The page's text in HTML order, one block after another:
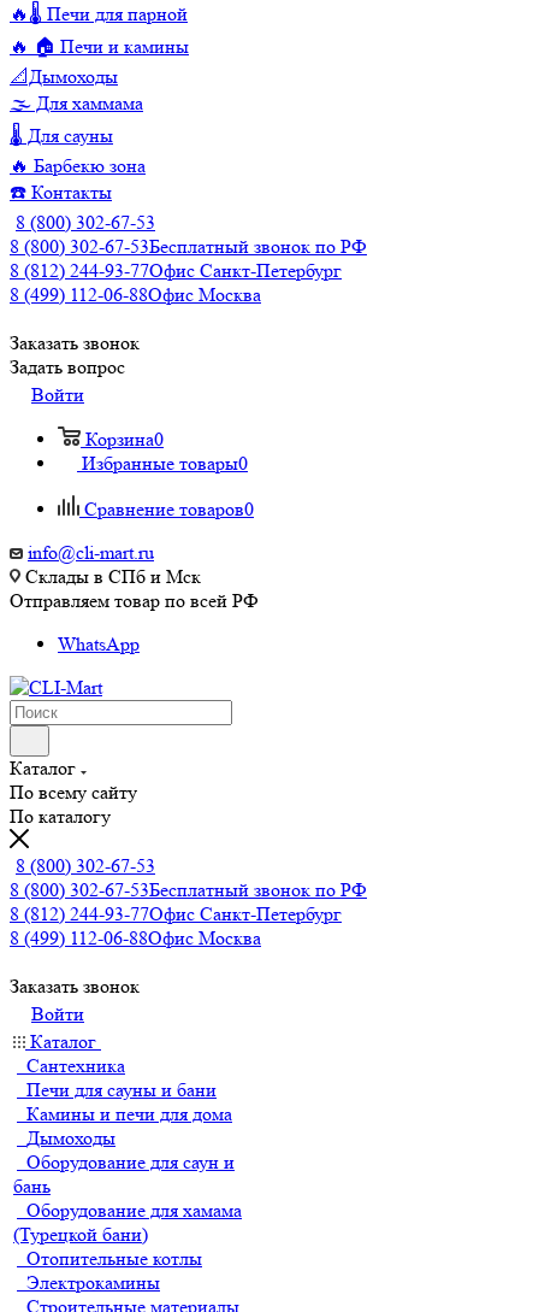
🔥🌡️ Печи для парной
🔥 🏠 Печи и камины
📐Дымоходы
🌫️ Для хаммама
🌡️ Для сауны
🔥 Барбекю зона
☎️ Контакты
8 (800) 302-67-53
8 (800) 302-67-53Бесплатный звонок по РФ
8 (812) 244-93-77Офис Санкт-Петербург
8 (499) 112-06-88Офис Москва
Заказать звонок
Задать вопрос
Войти
Корзина0
Избранные товары0
Сравнение товаров0
info@cli-mart.ru
Склады в СПб и Мск
Отправляем товар по всей РФ
WhatsApp
Каталог
По всему сайту
По каталогу
8 (800) 302-67-53
8 (800) 302-67-53Бесплатный звонок по РФ
8 (812) 244-93-77Офис Санкт-Петербург
8 (499) 112-06-88Офис Москва
Заказать звонок
Войти
Каталог
Сантехника
Печи для сауны и бани
Камины и печи для дома
Дымоходы
Оборудование для саун и
бань
Оборудование для хамама
(Турецкой бани)
Отопительные котлы
Электрокамины
Строительные материалы